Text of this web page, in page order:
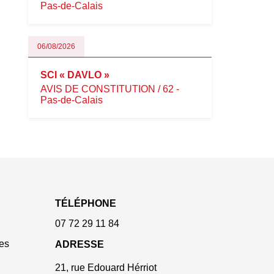
Pas-de-Calais
06/08/2026
SCI « DAVLO »
AVIS DE CONSTITUTION / 62 -
Pas-de-Calais
TÉLÉPHONE
07 72 29 11 84
ADRESSE
21, rue Edouard Hérriot